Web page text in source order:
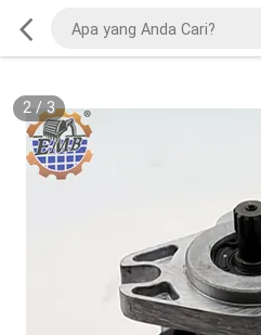
2/3